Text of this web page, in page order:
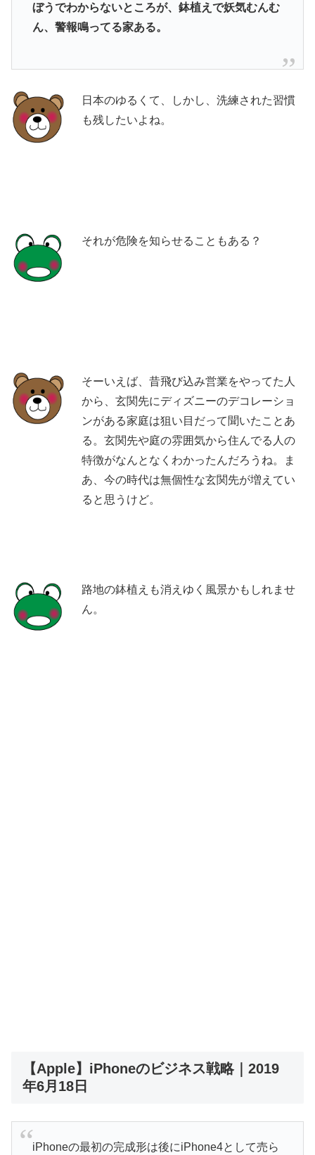
ぼうでわからないところが、鉢植えで妖気むんむ
ん、警報鳴ってる家ある。
日本のゆるくて、しかし、洗練された習慣
も残したいよね。
それが危険を知らせることもある？
そーいえば、昔飛び込み営業をやってた人
から、玄関先にディズニーのデコレーショ
ンがある家庭は狙い目だって聞いたことあ
る。玄関先や庭の雰囲気から住んでる人の
特徴がなんとなくわかったんだろうね。ま
あ、今の時代は無個性な玄関先が増えてい
ると思うけど。
路地の鉢植えも消えゆく風景かもしれませ
ん。
【Apple】iPhoneのビジネス戦略｜2019
年6月18日
iPhoneの最初の完成形は後にiPhone4として売ら